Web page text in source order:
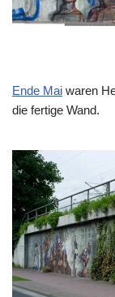
Ende Mai waren
die fertige Wand.